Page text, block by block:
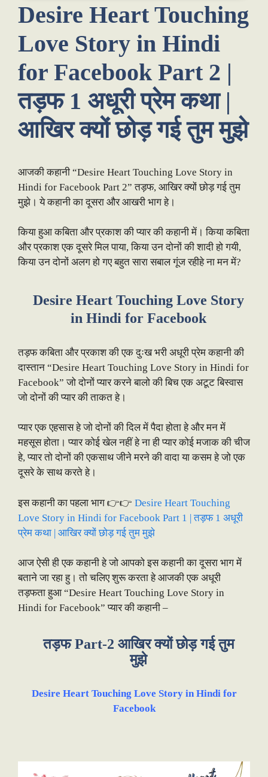
Desire Heart Touching
Love Story in Hindi
for Facebook Part 2 |
तड़फ 1 अधूरी प्रेम कथा |
आखिर क्यों छोड़ गई तुम मुझे
आजकी कहानी “Desire Heart Touching Love Story in
Hindi for Facebook Part 2” तड़फ, आखिर क्यों छोड़ गई तुम
मुझे। ये कहानी का दूसरा और आखरी भाग हे।
किया हुआ कबिता और प्रकाश की प्यार की कहानी में। किया कबिता
और प्रकाश एक दूसरे मिल पाया, किया उन दोनों की शादी हो गयी,
किया उन दोनों अलग हो गए बहुत सारा सबाल गूंज रहीहे ना मन में?
Desire Heart Touching Love Story
in Hindi for Facebook
तड़फ कबिता और प्रकाश की एक दुःख भरी अधूरी प्रेम कहानी की
दास्तान “Desire Heart Touching Love Story in Hindi for
Facebook” जो दोनों प्यार करने बालो की बिच एक अटूट बिस्वास
जो दोनों की प्यार की ताकत हे।
प्यार एक एहसास हे जो दोनों की दिल में पैदा होता हे और मन में
महसूस होता। प्यार कोई खेल नहीं हे ना ही प्यार कोई मजाक की चीज
हे, प्यार तो दोनों की एकसाथ जीने मरने की वादा या कसम हे जो एक
दूसरे के साथ करते हे।
इस कहानी का पहला भाग 👉👉 Desire Heart Touching
Love Story in Hindi for Facebook Part 1 | तड़फ 1 अधूरी
प्रेम कथा | आखिर क्यों छोड़ गई तुम मुझे
आज ऐसी ही एक कहानी हे जो आपको इस कहानी का दूसरा भाग में
बताने जा रहा हु। तो चलिए शुरू करता हे आजकी एक अधूरी
तड़फता हुआ “Desire Heart Touching Love Story in
Hindi for Facebook” प्यार की कहानी –
तड़फ Part-2 आखिर क्यों छोड़ गई तुम
मुझे
Desire Heart Touching Love Story in Hindi for
Facebook